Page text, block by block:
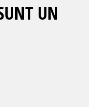
UN